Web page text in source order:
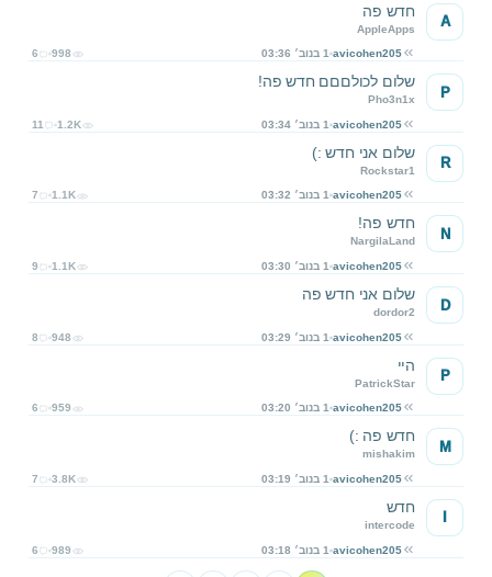
חדש פה
AppleApps
avicohen205 1 בנוב׳ 03:36 6 998
A
שלום לכולםםם חדש פה!
Pho3n1x
avicohen205 1 בנוב׳ 03:34 11 1.2K
P
שלום אני חדש :)
Rockstar1
avicohen205 1 בנוב׳ 03:32 7 1.1K
R
חדש פה!
NargilaLand
avicohen205 1 בנוב׳ 03:30 9 1.1K
N
שלום אני חדש פה
dordor2
avicohen205 1 בנוב׳ 03:29 8 948
D
היי
PatrickStar
avicohen205 1 בנוב׳ 03:20 6 959
P
חדש פה :)
mishakim
avicohen205 1 בנוב׳ 03:19 7 3.8K
M
חדש
intercode
avicohen205 1 בנוב׳ 03:18 6 989